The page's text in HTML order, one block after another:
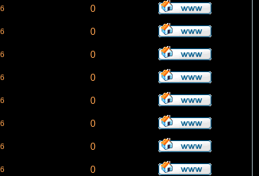
0
0
0
0
0
0
0
0